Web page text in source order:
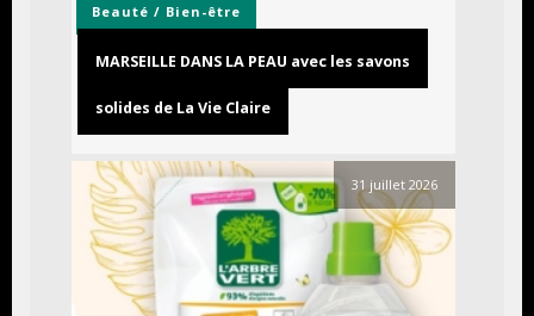
Beauté / Bien-être
MARSEILLE DANS LA PEAU avec les savons
solides de La Vie Claire
31 juillet 2026